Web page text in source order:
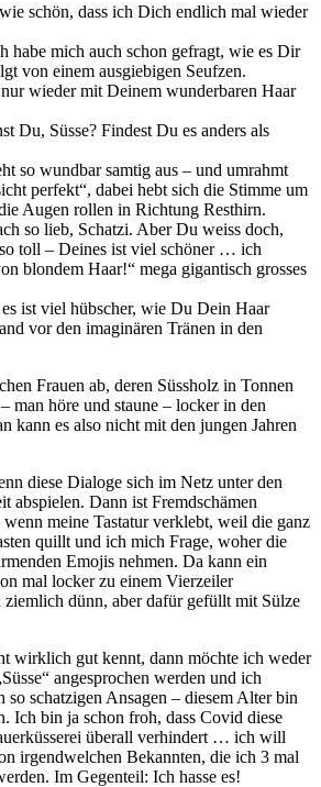
schön, dass ich Dich endlich mal wieder
habe mich auch schon gefragt, wie es Dir
von einem ausgiebigen Seufzen.
wieder mit Deinem wunderbaren Haar
Du, Süsse? Findest Du es anders als
so wundbar samtig aus – und umrahmt
perfekt“, dabei hebt sich die Stimme um
Augen rollen in Richtung Resthirn.
so lieb, Schatzi. Aber Du weiss doch,
toll – Deines ist viel schöner … ich
blondem Haar!“ mega gigantisch grosses
ist viel hübscher, wie Du Dein Haar
vor den imaginären Tränen in den
Frauen ab, deren Süssholz in Tonnen
man höre und staune – locker in den
kann es also nicht mit den jungen Jahren
diese Dialoge sich im Netz unter den
abspielen. Dann ist Fremdschämen
meine Tastatur verklebt, weil die ganz
quillt und ich mich Frage, woher die
Emojis nehmen. Da kann ein
mal locker zu einem Vierzeiler
dünn, aber dafür gefüllt mit Sülze
wirklich gut kennt, dann möchte ich weder
angesprochen werden und ich
so schatzigen Ansagen – diesem Alter bin
Ich bin ja schon froh, dass Covid diese
überall verhindert … ich will
irgendwelchen Bekannten, die ich 3 mal
Im Gegenteil: Ich hasse es!